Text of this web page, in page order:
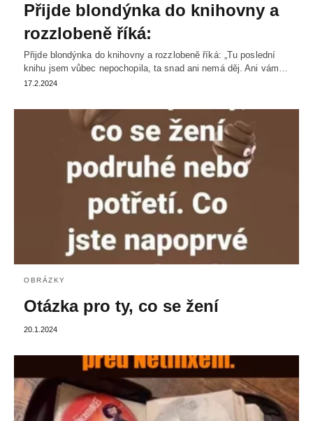
Přijde blondýnka do knihovny a
rozzlobeně říká:
Přijde blondýnka do knihovny a rozzlobeně říká: „Tu poslední
knihu jsem vůbec nepochopila, ta snad ani nemá děj. Ani vám…
17.2.2024
OBRÁZKY
Otázka pro ty, co se žení
20.1.2024